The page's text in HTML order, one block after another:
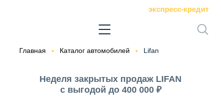
экспресс-кредит
Главная Каталог автомобилей Lifan
Неделя закрытых продаж LIFAN
с выгодой до 400 000 ₽